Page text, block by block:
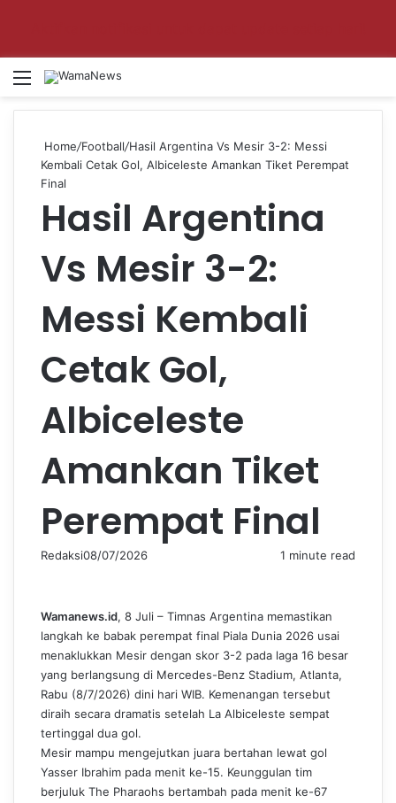
Menu
Home/Football/Hasil Argentina Vs Mesir 3-2: Messi
Kembali Cetak Gol, Albiceleste Amankan Tiket Perempat
Final
Hasil Argentina
Vs Mesir 3-2:
Messi Kembali
Cetak Gol,
Albiceleste
Amankan Tiket
Perempat Final
Redaksi08/07/2026 1 minute read
Wamanews.id, 8 Juli – Timnas Argentina memastikan
langkah ke babak perempat final Piala Dunia 2026 usai
menaklukkan Mesir dengan skor 3-2 pada laga 16 besar
yang berlangsung di Mercedes-Benz Stadium, Atlanta,
Rabu (8/7/2026) dini hari WIB. Kemenangan tersebut
diraih secara dramatis setelah La Albiceleste sempat
tertinggal dua gol.
Mesir mampu mengejutkan juara bertahan lewat gol
Yasser Ibrahim pada menit ke-15. Keunggulan tim
berjuluk The Pharaohs bertambah pada menit ke-67